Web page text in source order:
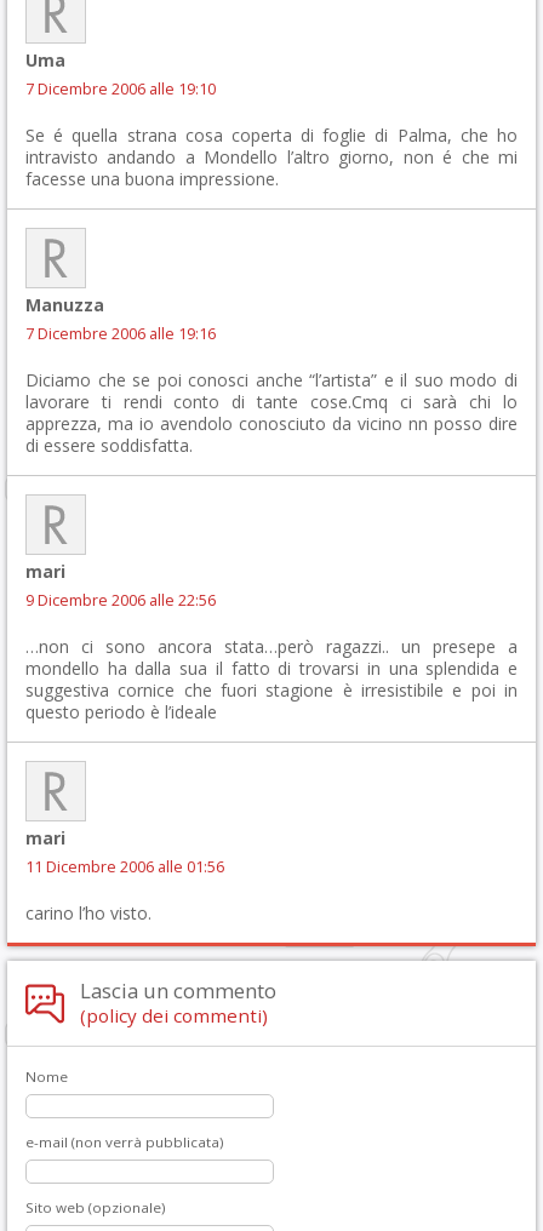
Uma
7 Dicembre 2006 alle 19:10
Se é quella strana cosa coperta di foglie di Palma, che ho
intravisto andando a Mondello l’altro giorno, non é che mi
facesse una buona impressione.
Manuzza
7 Dicembre 2006 alle 19:16
Diciamo che se poi conosci anche “l’artista” e il suo modo di
lavorare ti rendi conto di tante cose.Cmq ci sarà chi lo
apprezza, ma io avendolo conosciuto da vicino nn posso dire
di essere soddisfatta.
mari
9 Dicembre 2006 alle 22:56
…non ci sono ancora stata…però ragazzi.. un presepe a
mondello ha dalla sua il fatto di trovarsi in una splendida e
suggestiva cornice che fuori stagione è irresistibile e poi in
questo periodo è l’ideale
mari
11 Dicembre 2006 alle 01:56
carino l’ho visto.
Lascia un commento
(policy dei commenti)
Nome
e-mail (non verrà pubblicata)
Sito web (opzionale)